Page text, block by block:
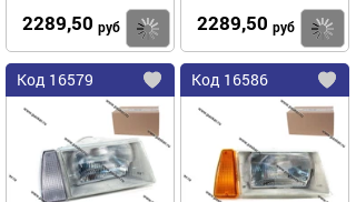
2289,50 руб Купить
2289,50 руб
Код 16579
Добавить
избранное
Код 16586